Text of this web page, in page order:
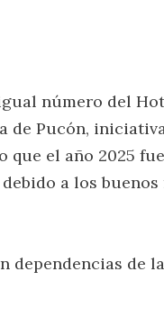
número del
Pucón,
el año 2025
a los
dependencias de